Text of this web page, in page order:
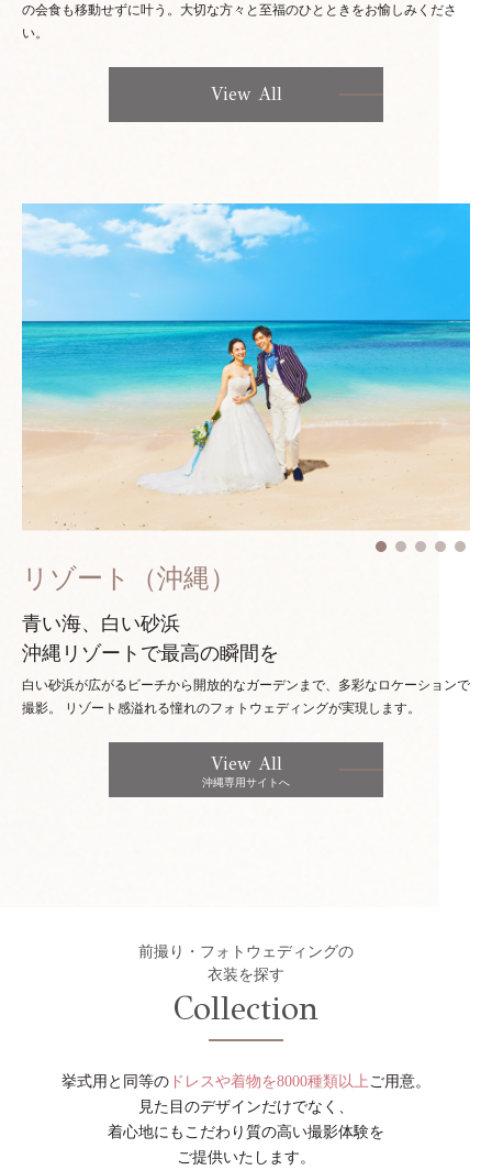
の会食も移動せずに叶う。大切な方々と至福のひとときをお愉しみくださ
い。
View All
リゾート（沖縄）
青い海、白い砂浜
沖縄リゾートで最高の瞬間を
白い砂浜が広がるビーチから開放的なガーデンまで、多彩なロケーションで
撮影。
リゾート感溢れる憧れのフォトウェディングが実現します。
View All
沖縄専用サイトへ
前撮り・フォトウェディングの
衣装を探す
Collection
挙式用と同等の ドレスや着物を8000種類以上 ご用意。
見た目のデザインだけでなく、
着心地にもこだわり質の高い撮影体験を
ご提供いたします。